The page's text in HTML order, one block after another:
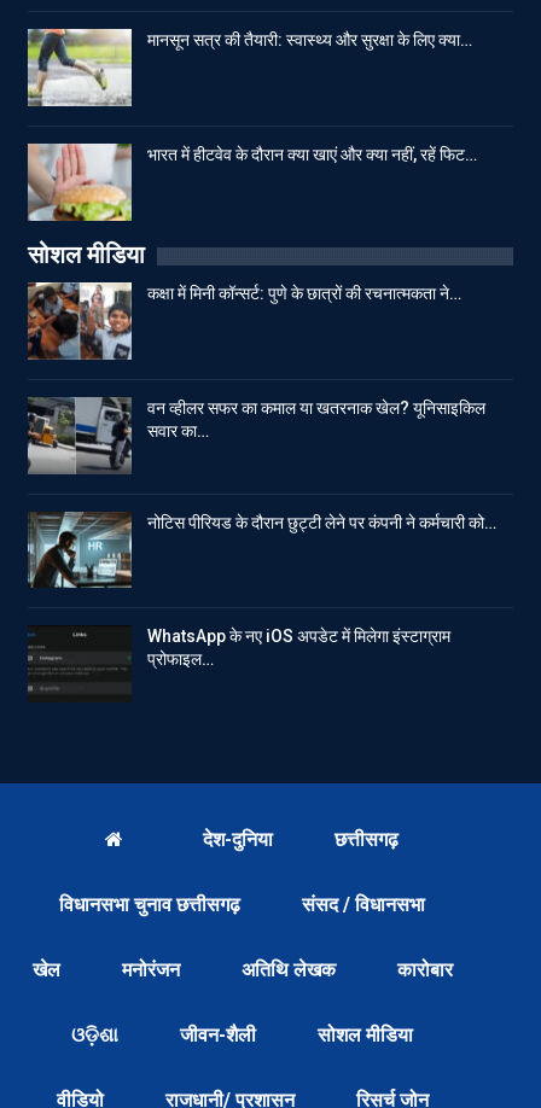
मानसून सत्र की तैयारी: स्वास्थ्य और सुरक्षा के लिए क्या…
भारत में हीटवेव के दौरान क्या खाएं और क्या नहीं, रहें फिट…
सोशल मीडिया
कक्षा में मिनी कॉन्सर्ट: पुणे के छात्रों की रचनात्मकता ने…
वन व्हीलर सफर का कमाल या खतरनाक खेल? यूनिसाइकिल
सवार का…
नोटिस पीरियड के दौरान छुट्टी लेने पर कंपनी ने कर्मचारी को…
WhatsApp के नए iOS अपडेट में मिलेगा इंस्टाग्राम
प्रोफाइल…
देश-दुनिया छत्तीसगढ़
विधानसभा चुनाव छत्तीसगढ़ संसद / विधानसभा
खेल मनोरंजन अतिथि लेखक कारोबार
ଓଡ଼ିଶା जीवन-शैली सोशल मीडिया
वीडियो राजधानी/ प्रशासन रिसर्च जोन